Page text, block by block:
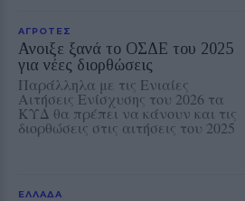
ΑΓΡΟΤΕΣ
Ανοιξε ξανά το ΟΣΔΕ του 2025
για νέες διορθώσεις
Παράλληλα με τις Ενιαίες
Αιτήσεις Ενίσχυσης του 2026 τα
ΚΥΔ θα πρέπει να κάνουν και τις
διορθώσεις στις αιτήσεις του 2025
ΕΛΛΑΔΑ